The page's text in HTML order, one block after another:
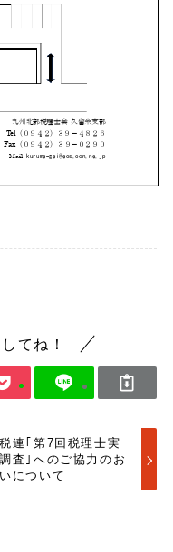
てね！
連｢第7回税理士実
査｣へのご協力のお
について